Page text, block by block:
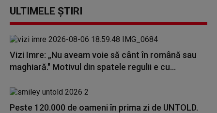
ULTIMELE ȘTIRI
Vizi Imre: „Nu aveam voie să cânt în română sau
maghiară." Motivul din spatele regulii e cu...
Peste 120.000 de oameni în prima zi de UNTOLD.